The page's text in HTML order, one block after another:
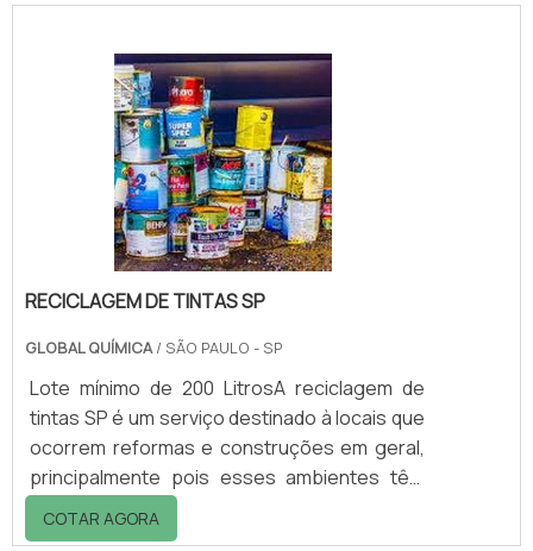
Alastramento e Nivelamento a base de
Oligômeros Acrílicos da mais alta eficiência
ISENTOS DE SILICONE para todos os
sistemas seja base água ou solvente, sem
solventes, tintas em pó ou tintas de
impressão. Altern.
RECICLAGEM DE TINTAS SP
GLOBAL QUÍMICA/ SÃO PAULO - SP
Lote mínimo de 200 LitrosA reciclagem de
tintas SP é um serviço destinado à locais que
ocorrem reformas e construções em geral,
principalmente pois esses ambientes têm
diversos tipos de resíduos próprios para a
realização do descarte. Isso deve acontecer
COTAR AGORA